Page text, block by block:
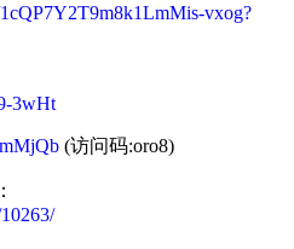
vxog?
3wHt
(访问码:oro8)